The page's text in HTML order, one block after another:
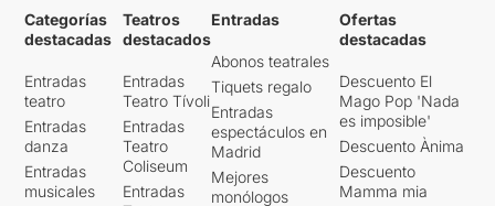
Categorías
destacadas
Entradas
teatro
Entradas
danza
Entradas
musicales
Teatros
destacados
Entradas
Teatro Tívoli
Entradas
Teatro
Coliseum
Entradas
Entradas
Abonos teatrales
Tiquets regalo
Entradas
espectáculos en
Madrid
Mejores
monólogos
Ofertas
destacadas
Descuento El
Mago Pop 'Nada
es imposible'
Descuento Ànima
Descuento
Mamma mia